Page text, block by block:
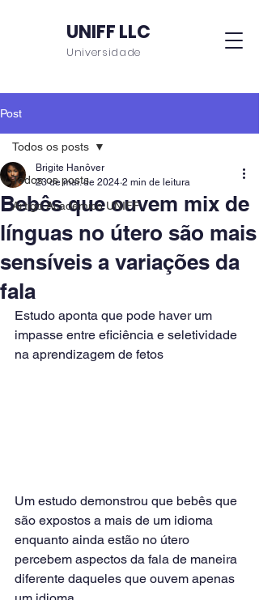
UNIFF LLC
Universidade
Post
Todos os posts
Artigo Acadêmico UNIFF
Todos os posts
Bebês que ouvem mix de
línguas no útero são mais
sensíveis a variações da
fala
Brigite Hanôver
23 de mai. de 2024 2 min de leitura
Estudo aponta que pode haver um
impasse entre eficiência e seletividade
na aprendizagem de fetos
Um estudo demonstrou que bebês que
são expostos a mais de um idioma
enquanto ainda estão no útero
percebem aspectos da fala de maneira
diferente daqueles que ouvem apenas